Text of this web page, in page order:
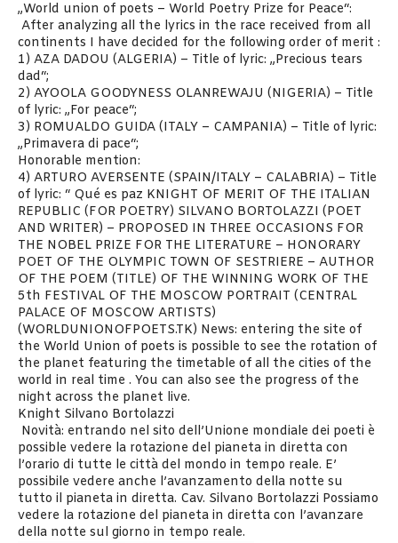
„World union of poets – World Poetry Prize for Peace“:
After analyzing all the lyrics in the race received from all
continents I have decided for the following order of merit :
1) AZA DADOU (ALGERIA) – Title of lyric: „Precious tears
dad“;
2) AYOOLA GOODYNESS OLANREWAJU (NIGERIA) – Title
of lyric: „For peace“;
3) ROMUALDO GUIDA (ITALY – CAMPANIA) – Title of lyric:
„Primavera di pace“;
Honorable mention:
4) ARTURO AVERSENTE (SPAIN/ITALY – CALABRIA) – Title
of lyric: “ Qué es paz KNIGHT OF MERIT OF THE ITALIAN
REPUBLIC (FOR POETRY) SILVANO BORTOLAZZI (POET
AND WRITER) – PROPOSED IN THREE OCCASIONS FOR
THE NOBEL PRIZE FOR THE LITERATURE – HONORARY
POET OF THE OLYMPIC TOWN OF SESTRIERE – AUTHOR
OF THE POEM (TITLE) OF THE WINNING WORK OF THE
5th FESTIVAL OF THE MOSCOW PORTRAIT (CENTRAL
PALACE OF MOSCOW ARTISTS)
(WORLDUNIONOFPOETS.TK) News: entering the site of
the World Union of poets is possible to see the rotation of
the planet featuring the timetable of all the cities of the
world in real time . You can also see the progress of the
night across the planet live.
Knight Silvano Bortolazzi
Novità: entrando nel sito dell’Unione mondiale dei poeti è
possible vedere la rotazione del pianeta in diretta con
l’orario di tutte le città del mondo in tempo reale. E’
possibile vedere anche l’avanzamento della notte su
tutto il pianeta in diretta. Cav. Silvano Bortolazzi Possiamo
vedere la rotazione del pianeta in diretta con l’avanzare
della notte sul giorno in tempo reale.